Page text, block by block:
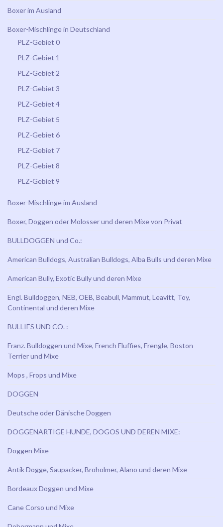
Boxer im Ausland
Boxer-Mischlinge in Deutschland
PLZ-Gebiet 0
PLZ-Gebiet 1
PLZ-Gebiet 2
PLZ-Gebiet 3
PLZ-Gebiet 4
PLZ-Gebiet 5
PLZ-Gebiet 6
PLZ-Gebiet 7
PLZ-Gebiet 8
PLZ-Gebiet 9
Boxer-Mischlinge im Ausland
Boxer, Doggen oder Molosser und deren Mixe von Privat
BULLDOGGEN und Co.:
American Bulldogs, Australian Bulldogs, Alba Bulls und deren Mixe
American Bully, Exotic Bully und deren Mixe
Engl. Bulldoggen, NEB, OEB, Beabull, Mammut, Leavitt, Toy,
Continental und deren Mixe
BULLIES UND CO. :
Franz. Bulldoggen und Mixe, French Fluffies, Frengle, Boston
Terrier und Mixe
Mops , Frops und Mixe
DOGGEN
Deutsche oder Dänische Doggen
DOGGENARTIGE HUNDE, DOGOS UND DEREN MIXE:
Doggen Mixe
Antik Dogge, Saupacker, Broholmer, Alano und deren Mixe
Bordeaux Doggen und Mixe
Cane Corso und Mixe